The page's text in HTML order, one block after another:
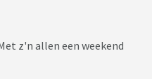
z'n allen een weekend